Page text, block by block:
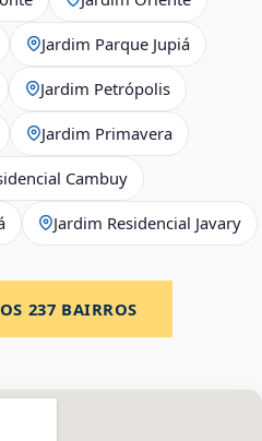
Jardim Parque Jupiá
Jardim Petrópolis
Jardim Primavera
Cambuy
Jardim Residencial Javary
237 BAIRROS